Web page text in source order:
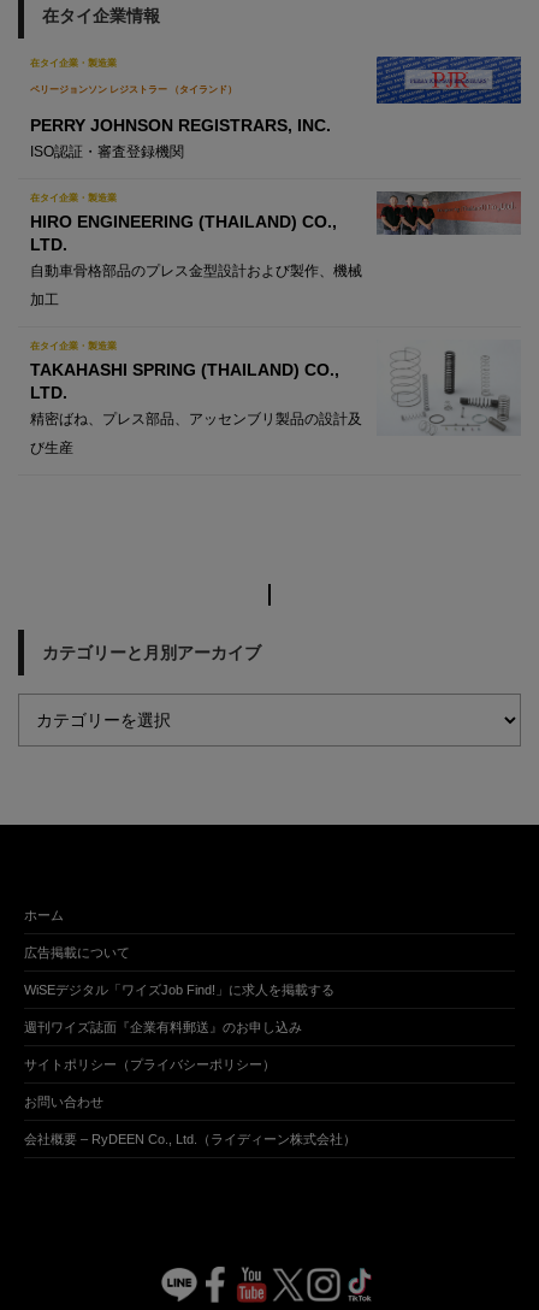
在タイ企業情報
在タイ企業・製造業
ペリージョンソン レジストラー （タイランド）
PERRY JOHNSON REGISTRARS, INC.
ISO認証・審査登録機関
在タイ企業・製造業
HIRO ENGINEERING (THAILAND) CO.,
LTD.
自動車骨格部品のプレス金型設計および製作、機械
加工
在タイ企業・製造業
TAKAHASHI SPRING (THAILAND) CO.,
LTD.
精密ばね、プレス部品、アッセンブリ製品の設計及
び生産
カテゴリーと月別アーカイブ
ホーム
広告掲載について
WiSEデジタル「ワイズJob Find!」に求人を掲載する
週刊ワイズ誌面『企業有料郵送』のお申し込み
サイトポリシー（プライバシーポリシー）
お問い合わせ
会社概要 – RyDEEN Co., Ltd.（ライディーン株式会社）